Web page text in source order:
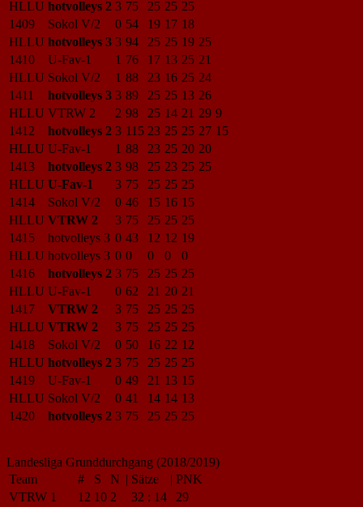
HLLU hotvolleys 2 3 75 25 25 25
1409
Sokol V/2 0 54 19 17 18
HLLU hotvolleys 3 3 94 25 25 19 25
1410
U-Fav-1 1 76 17 13 25 21
HLLU Sokol V/2 1 88 23 16 25 24
1411
hotvolleys 3 3 89 25 25 13 26
HLLU VTRW 2 2 98 25 14 21 29 9
1412
hotvolleys 2 3 115 23 25 25 27 15
HLLU U-Fav-1 1 88 23 25 20 20
1413
hotvolleys 2 3 98 25 23 25 25
HLLU U-Fav-1 3 75 25 25 25
1414
Sokol V/2 0 46 15 16 15
HLLU VTRW 2 3 75 25 25 25
1415
hotvolleys 3 0 43 12 12 19
HLLU hotvolleys 3 0 0 0 0
0
1416
hotvolleys 2 3 75 25 25 25
HLLU U-Fav-1 0 62 21 20 21
1417
VTRW 2 3 75 25 25 25
HLLU VTRW 2 3 75 25 25 25
1418
Sokol V/2 0 50 16 22 12
HLLU hotvolleys 2 3 75 25 25 25
1419
U-Fav-1 0 49 21 13 15
HLLU Sokol V/2 0 41 14 14 13
1420
hotvolleys 2 3 75 25 25 25
Landesliga Grunddurchgang (2018/2019)
Team
# S N | Sätze | PNK
VTRW 1
12 10 2 32 : 14
29